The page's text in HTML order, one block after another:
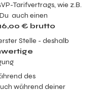
Tarifvertrags, wie z.B.
auch einen
€ brutto
Stelle - deshalb
des
während deiner